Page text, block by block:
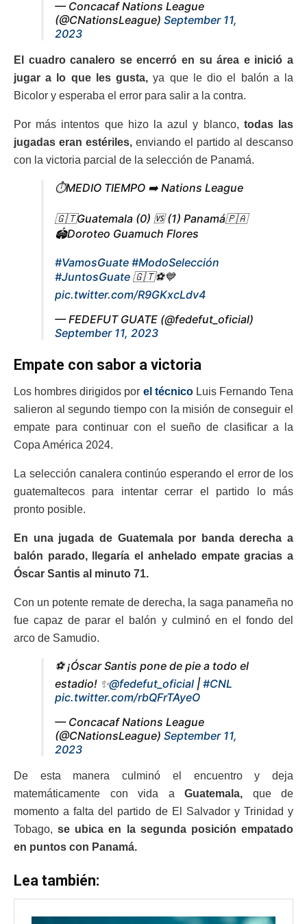
— Concacaf Nations League
(@CNationsLeague) September 11,
2023
El cuadro canalero se encerró en su área e inició a
jugar a lo que les gusta, ya que le dio el balón a la
Bicolor y esperaba el error para salir a la contra.
Por más intentos que hizo la azul y blanco, todas las
jugadas eran estériles, enviando el partido al descanso
con la victoria parcial de la selección de Panamá.
⏱️MEDIO TIEMPO ➡️ Nations League
🇬🇹Guatemala (0) 🆚 (1) Panamá🇵🇦
🏟️Doroteo Guamuch Flores
#VamosGuate #ModoSelección
#JuntosGuate 🇬🇹⚽️💙
pic.twitter.com/R9GKxcLdv4
— FEDEFUT GUATE (@fedefut_oficial)
September 11, 2023
Empate con sabor a victoria
Los hombres dirigidos por el técnicoLuis Fernando Tena
salieron al segundo tiempo con la misión de conseguir el
empate para continuar con el sueño de clasificar a la
Copa América 2024.
La selección canalera continúo esperando el error de los
guatemaltecos para intentar cerrar el partido lo más
pronto posible.
En una jugada de Guatemala por banda derecha a
balón parado, llegaría el anhelado empate gracias a
Óscar Santis al minuto 71.
Con un potente remate de derecha, la saga panameña no
fue capaz de parar el balón y culminó en el fondo del
arco de Samudio.
⚽ ¡Óscar Santis pone de pie a todo el
estadio! ✨@fedefut_oficial | #CNL
pic.twitter.com/rbQFrTAyeO
— Concacaf Nations League
(@CNationsLeague) September 11,
2023
De esta manera culminó el encuentro y deja
matemáticamente con vida a Guatemala, que de
momento a falta del partido de El Salvador y Trinidad y
Tobago,se ubica en la segunda posición empatado
en puntos con Panamá.
Lea también: